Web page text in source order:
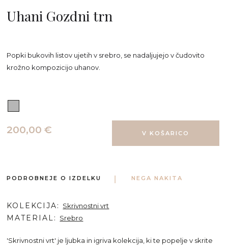
Uhani Gozdni trn
Popki bukovih listov ujetih v srebro, se nadaljujejo v čudovito
krožno kompozicijo uhanov.
200,00 €
PODROBNEJE O IZDELKU NEGA NAKITA
KOLEKCIJA Skrivnostni vrt
MATERIAL Srebro
'Skrivnostni vrt' je ljubka in igriva kolekcija, ki te popelje v skrite